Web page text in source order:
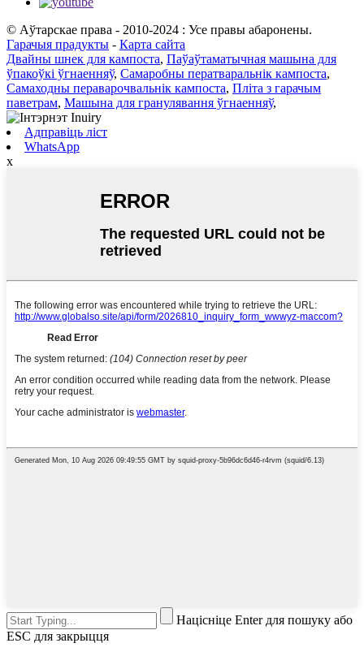
© Аўтарскае права - 2010-2024 : Усе правы абаронены.
Гарачыя прадукты - Карта сайта
Двайны шнек для кампоста, Паўаўтаматычная машына для
ўпакоўкі ўгнаенняў, Самаробны ператваральнік кампоста,
Самаходны пераварочвальнік кампоста, Пліта з гарачым
паветрам, Машына для гранулявання ўгнаенняў,
Адправіць ліст
WhatsApp
x
Націсніце Enter для пошуку або
ESC для закрыцця